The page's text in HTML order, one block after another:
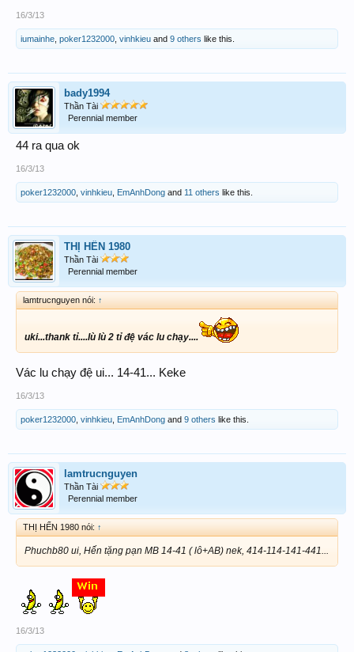
16/3/13
iumainhe poker1232000 vinhkieu and 9 others like this.
bady1994
Thần Tài
Perennial member
44 ra qua ok
16/3/13
poker1232000 vinhkieu EmAnhDong and 11 others like this.
THỊ HẾN 1980
Thần Tài
Perennial member
lamtrucnguyen nói: ↑
uki...thank tỉ....lù lù 2 tỉ đệ vác lu chạy....
Vác lu chạy đệ ui... 14-41... Keke
16/3/13
poker1232000 vinhkieu EmAnhDong and 9 others like this.
lamtrucnguyen
Thần Tài
Perennial member
THỊ HẾN 1980 nói: ↑
Phuchb80 ui, Hến tặng pạn MB 14-41 ( lô+AB) nek, 414-114-141-441...
16/3/13